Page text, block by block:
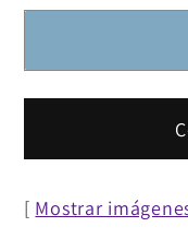
para
para
Videowall
37&quot;
70&quot;
de
[ Mostrar